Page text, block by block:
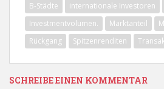
B-Städte internationale Investoren
Investmentvolumen.
Marktanteil
Rückgang
Spitzenrenditen
SCHREIBE EINEN KOMMENTAR